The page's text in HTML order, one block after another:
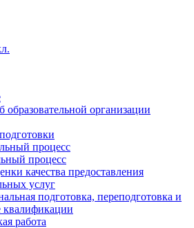
образовательной организации
процесс
процесс
качества предоставления
услуг
подготовка, переподготовка и
работа